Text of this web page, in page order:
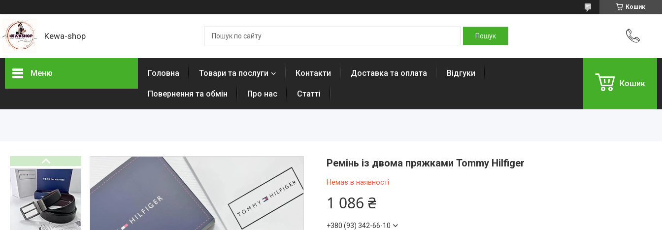
Кошик
Kewa-shop
Меню
Статті
Головна Товари та послуги Контакти Доставка та оплата Відгуки
Повернення та обмін Про нас Статті
Кошик
Ремінь із двома пряжками Tommy Hilfiger
Немає в наявності
1 086 ₴
+380 (93) 342-66-10